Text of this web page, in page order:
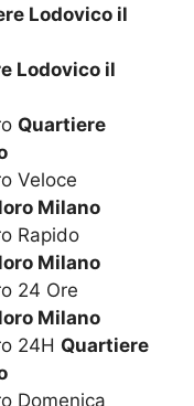
Lodovico il
Lodovico il
Quartiere
Veloce
Milano
Rapido
Milano
24 Ore
Milano
24H Quartiere
Domenica